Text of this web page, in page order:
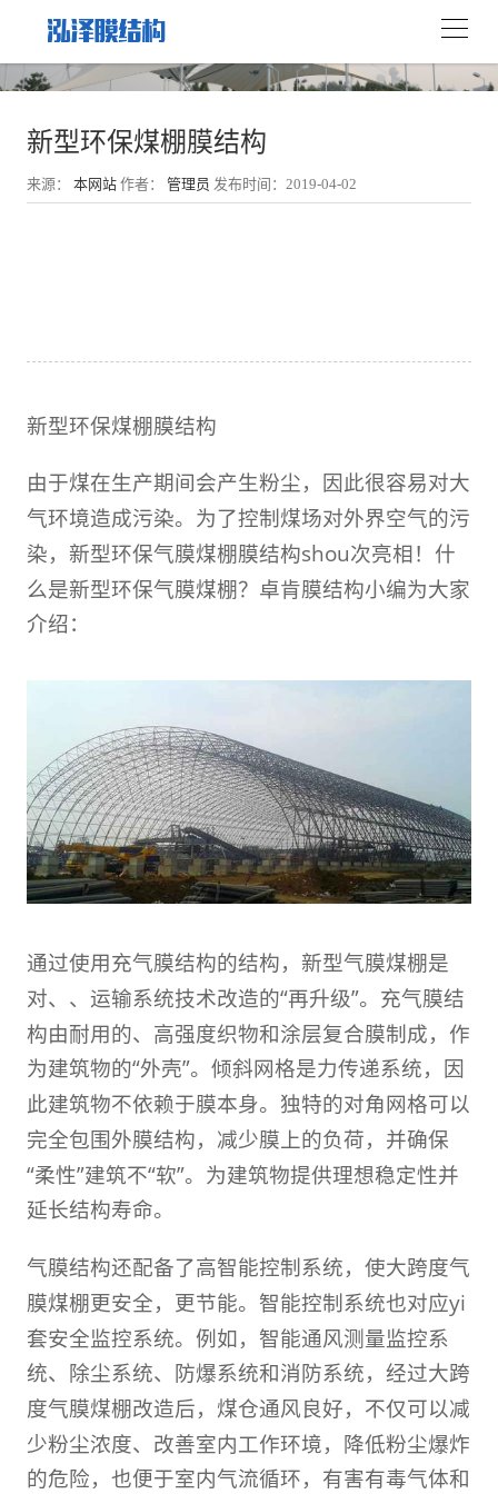
新型环保煤棚膜结构
来源： 本网站 作者： 管理员 发布时间：2019-04-02
新型环保煤棚膜结构
由于煤在生产期间会产生粉尘，因此很容易对大
气环境造成污染。为了控制煤场对外界空气的污
染，新型环保气膜煤棚膜结构shou次亮相！什
么是新型环保气膜煤棚？卓肯膜结构小编为大家
介绍：
通过使用充气膜结构的结构，新型气膜煤棚是
对、、运输系统技术改造的“再升级”。充气膜结
构由耐用的、高强度织物和涂层复合膜制成，作
为建筑物的“外壳”。倾斜网格是力传递系统，因
此建筑物不依赖于膜本身。独特的对角网格可以
完全包围外膜结构，减少膜上的负荷，并确保
“柔性”建筑不“软”。为建筑物提供理想稳定性并
延长结构寿命。
气膜结构还配备了高智能控制系统，使大跨度气
膜煤棚更安全，更节能。智能控制系统也对应yi
套安全监控系统。例如，智能通风测量监控系
统、除尘系统、防爆系统和消防系统，经过大跨
度气膜煤棚改造后，煤仓通风良好，不仅可以减
少粉尘浓度、改善室内工作环境，降低粉尘爆炸
的危险，也便于室内气流循环，有害有毒气体和